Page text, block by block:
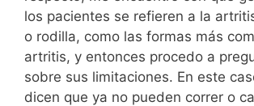
los pacientes se refieren a la
o rodilla, como las formas más
artritis, y entonces procedo a
sobre sus limitaciones. En este
dicen que ya no pueden correr o